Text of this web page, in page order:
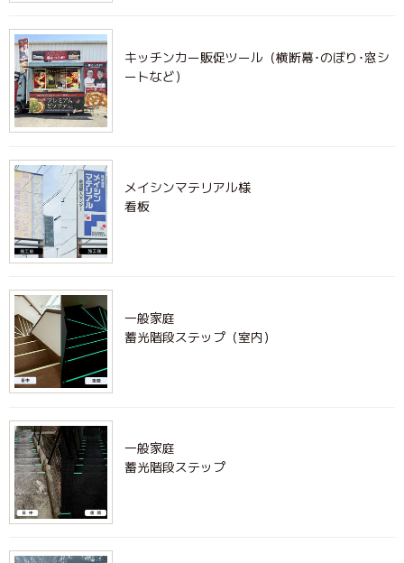
キッチンカー販促ツール（横断幕･のぼり･窓シ
ートなど）
メイシンマテリアル様
看板
一般家庭
蓄光階段ステップ（室内）
一般家庭
蓄光階段ステップ